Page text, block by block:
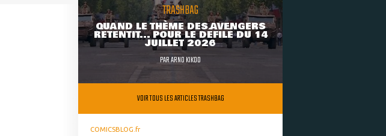
TRASHBAG
QUAND LE THÈME DES AVENGERS
RETENTIT... POUR LE DÉFILÉ DU 14
JUILLET 2026
PARARNO KIKOO
VOIR TOUS LES ARTICLES TRASHBAG
COMICSBLOG.fr